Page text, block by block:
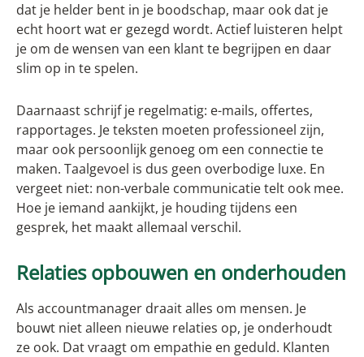
dat je helder bent in je boodschap, maar ook dat je
echt hoort wat er gezegd wordt. Actief luisteren helpt
je om de wensen van een klant te begrijpen en daar
slim op in te spelen.
Daarnaast schrijf je regelmatig: e-mails, offertes,
rapportages. Je teksten moeten professioneel zijn,
maar ook persoonlijk genoeg om een connectie te
maken. Taalgevoel is dus geen overbodige luxe. En
vergeet niet: non-verbale communicatie telt ook mee.
Hoe je iemand aankijkt, je houding tijdens een
gesprek, het maakt allemaal verschil.
Relaties opbouwen en onderhouden
Als accountmanager draait alles om mensen. Je
bouwt niet alleen nieuwe relaties op, je onderhoudt
ze ook. Dat vraagt om empathie en geduld. Klanten